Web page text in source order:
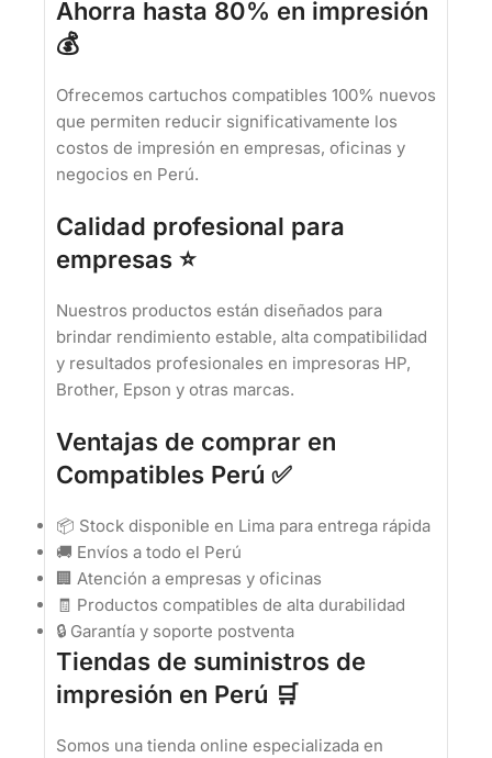
Ahorra hasta 80% en impresión
💰
Ofrecemos cartuchos compatibles 100% nuevos
que permiten reducir significativamente los
costos de impresión en empresas, oficinas y
negocios en Perú.
Calidad profesional para
empresas ⭐
Nuestros productos están diseñados para
brindar rendimiento estable, alta compatibilidad
y resultados profesionales en impresoras HP,
Brother, Epson y otras marcas.
Ventajas de comprar en
Compatibles Perú ✅
📦 Stock disponible en Lima para entrega rápida
🚚 Envíos a todo el Perú
🏢 Atención a empresas y oficinas
🧾 Productos compatibles de alta durabilidad
🔒 Garantía y soporte postventa
Tiendas de suministros de
impresión en Perú 🛒
Somos una tienda online especializada en